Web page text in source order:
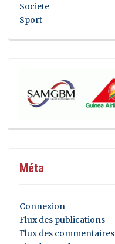
Societe
Sport
Méta
Connexion
Flux des publications
Flux des commentaires